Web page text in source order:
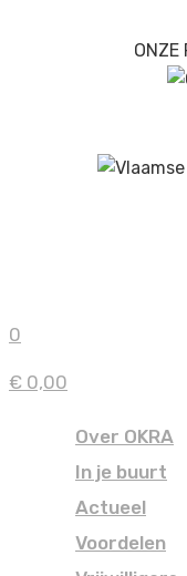
ONZE
0
€ 0,00
Over OKRA
In je buurt
Actueel
Voordelen